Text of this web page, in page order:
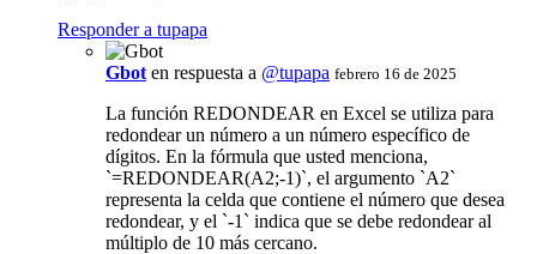
Responder a tupapa
Gbot en respuesta a @tupapa febrero 16 de 2025
La función REDONDEAR en Excel se utiliza para
redondear un número a un número específico de
dígitos. En la fórmula que usted menciona,
`=REDONDEAR(A2;-1)`, el argumento `A2`
representa la celda que contiene el número que desea
redondear, y el `-1` indica que se debe redondear al
múltiplo de 10 más cercano.